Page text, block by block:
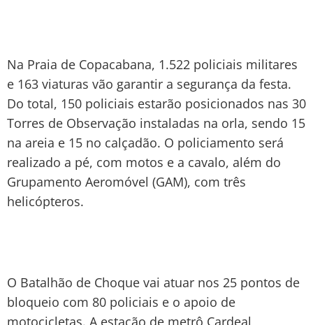
Na Praia de Copacabana, 1.522 policiais militares
e 163 viaturas vão garantir a segurança da festa.
Do total, 150 policiais estarão posicionados nas 30
Torres de Observação instaladas na orla, sendo 15
na areia e 15 no calçadão. O policiamento será
realizado a pé, com motos e a cavalo, além do
Grupamento Aeromóvel (GAM), com três
helicópteros.
O Batalhão de Choque vai atuar nos 25 pontos de
bloqueio com 80 policiais e o apoio de
motocicletas. A estação de metrô Cardeal